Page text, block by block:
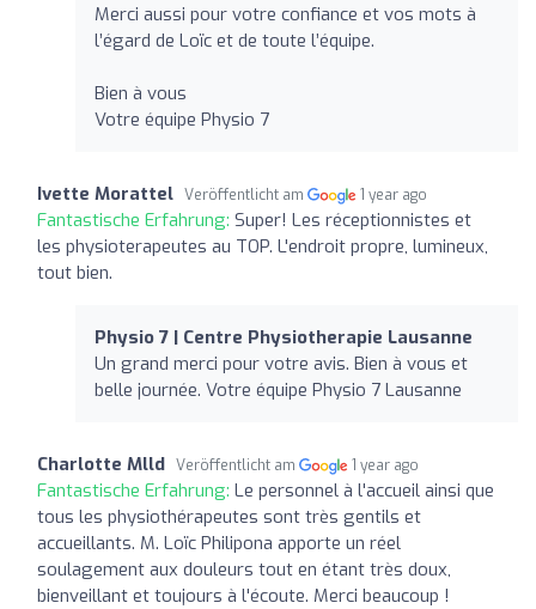
Merci aussi pour votre confiance et vos mots à
l’égard de Loïc et de toute l’équipe.
Bien à vous
Votre équipe Physio 7
Ivette Morattel Veröffentlicht am 1 year ago
Fantastische Erfahrung: Super! Les réceptionnistes et
les physioterapeutes au TOP. L'endroit propre, lumineux,
tout bien.
Physio 7 | Centre Physiotherapie Lausanne
Un grand merci pour votre avis. Bien à vous et
belle journée. Votre équipe Physio 7 Lausanne
Charlotte Mlld Veröffentlicht am 1 year ago
Fantastische Erfahrung: Le personnel à l'accueil ainsi que
tous les physiothérapeutes sont très gentils et
accueillants. M. Loïc Philipona apporte un réel
soulagement aux douleurs tout en étant très doux,
bienveillant et toujours à l'écoute. Merci beaucoup !